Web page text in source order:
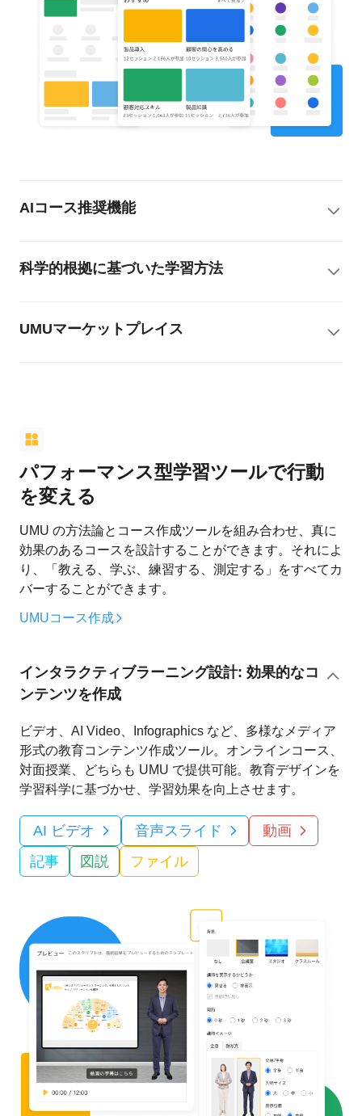
AIコース推奨機能
科学的根拠に基づいた学習方法
UMUマーケットプレイス
パフォーマンス型学習ツールで行動
を変える
UMU の方法論とコース作成ツールを組み合わせ、真に
効果のあるコースを設計することができます。それによ
り、「教える、学ぶ、練習する、測定する」をすべてカ
バーすることができます。
UMUコース作成
インタラクティブラーニング設計: 効果的なコ
ンテンツを作成
ビデオ、AI Video、Infographics など、多様なメディア
形式の教育コンテンツ作成ツール。オンラインコース、
対面授業、どちらも UMU で提供可能。教育デザインを
学習科学に基づかせ、学習効果を向上させます。
AI ビデオ 音声スライド
動画
記事
図説 ファイル